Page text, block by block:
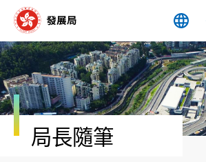
容
開
始
局長隨筆